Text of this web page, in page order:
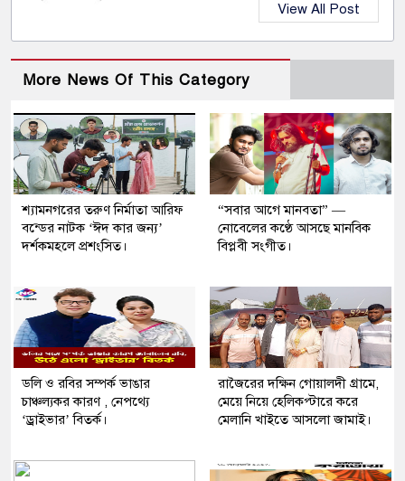
View All Post
More News Of This Category
শ্যামনগরের তরুণ নির্মাতা আরিফ
বন্ডের নাটক ‘ঈদ কার জন্য’
দর্শকমহলে প্রশংসিত।
“সবার আগে মানবতা” —
নোবেলের কণ্ঠে আসছে মানবিক
বিপ্লবী সংগীত।
ডলি ও রবির সম্পর্ক ভাঙার
চাঞ্চল্যকর কারণ , নেপথ্যে
‘ড্রাইভার’ বিতর্ক।
রাজৈরের দক্ষিন গোয়ালদী গ্রামে,
মেয়ে নিয়ে হেলিকপ্টারে করে
মেলানি খাইতে আসলো জামাই।